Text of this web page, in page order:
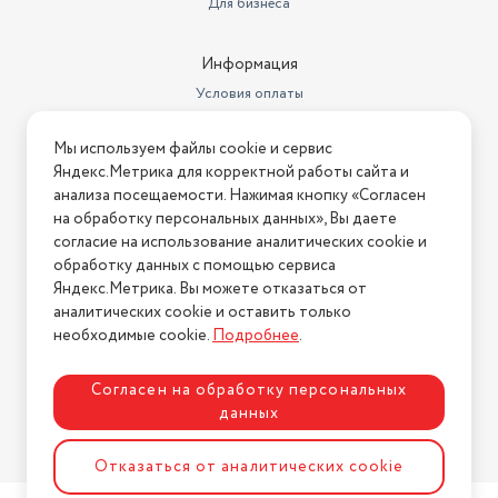
Класс водонепроницаемости
WR50 (5 атм)
датчик освещенности,
динамик, календарь, микрофон,
Время работы в активном
режиме
120 ч
Время зарядки
120 мин
Цвет товара
белый
Защищенность
влагозащита, пылезащита
Материал корпуса
Abs-пластик
Время ожидания
624 ч
Мобильный интернет
отсутствует
Минимальная поддерживаемая
версия Android
7
Информация
Условия оплаты
Условия возврата
Нашли ошибку на сайте? Напишите нам
2026 © Интернет-магазин "АстМаркет". У нас есть всё!
Политика конфиденциальности
Разработка сайтаASTDESIGN
Мы используем файлы cookie и сервис
Яндекс.Метрика для корректной работы сайта и
анализа посещаемости. Нажимая кнопку «Согласен
на обработку персональных данных», Вы даете
согласие на использование аналитических cookie и
обработку данных с помощью сервиса
Яндекс.Метрика. Вы можете отказаться от
аналитических cookie и оставить только
необходимые cookie.Подробнее.
Согласен на обработку персональных
данных
Отказаться от аналитических cookie